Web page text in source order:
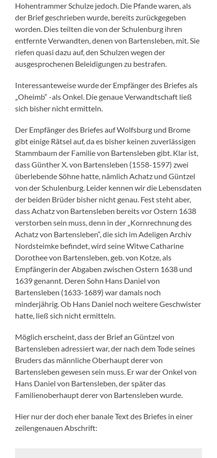
Hohentrammer Schulze jedoch. Die Pfande waren, als
der Brief geschrieben wurde, bereits zurückgegeben
worden. Dies teilten die von der Schulenburg ihren
entfernte Verwandten, denen von Bartensleben, mit. Sie
riefen quasi dazu auf, den Schulzen wegen der
ausgesprochenen Beleidigungen zu bestrafen.
Interessanteweise wurde der Empfänger des Briefes als
„Oheimb“ -als Onkel. Die genaue Verwandtschaft ließ
sich bisher nicht ermitteln.
Der Empfänger des Briefes auf Wolfsburg und Brome
gibt einige Rätsel auf, da es bisher keinen zuverlässigen
Stammbaum der Familie von Bartensleben gibt. Klar ist,
dass Günther X. von Bartensleben (1558-1597) zwei
überlebende Söhne hatte, nämlich Achatz und Güntzel
von der Schulenburg. Leider kennen wir die Lebensdaten
der beiden Brüder bisher nicht genau. Fest steht aber,
dass Achatz von Bartensleben bereits vor Ostern 1638
verstorben sein muss, denn in der „Kornrechnung des
Achatz von Bartensleben“, die sich im Adeligen Archiv
Nordsteimke befindet, wird seine Witwe Catharine
Dorothee von Bartensleben, geb. von Kotze, als
Empfängerin der Abgaben zwischen Ostern 1638 und
1639 genannt. Deren Sohn Hans Daniel von
Bartensleben (1633-1689) war damals noch
minderjährig. Ob Hans Daniel noch weitere Geschwister
hatte, ließ sich nicht ermitteln.
Möglich erscheint, dass der Brief an Güntzel von
Bartensleben adressiert war, der nach dem Tode seines
Bruders das männliche Oberhaupt derer von
Bartensleben gewesen sein muss. Er war der Onkel von
Hans Daniel von Bartensleben, der später das
Familienoberhaupt derer von Bartensleben wurde.
Hier nur der doch eher banale Text des Briefes in einer
zeilengenauen Abschrift: